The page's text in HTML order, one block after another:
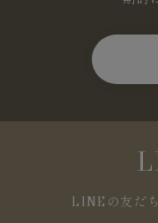
ライトグレー
はシン
やかで洗練された雰
LINEの友だ